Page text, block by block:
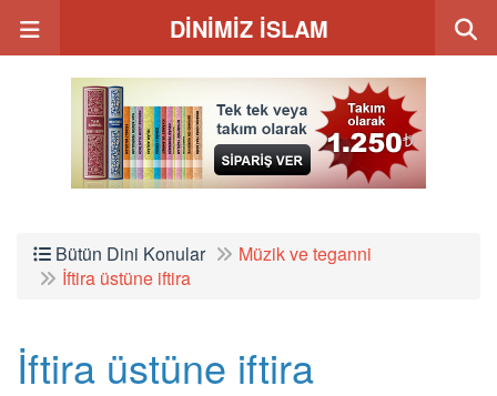
DİNİMİZ İSLAM
Bütün Dini Konular
Müzik ve teganni
İftira üstüne iftira
İftira üstüne iftira